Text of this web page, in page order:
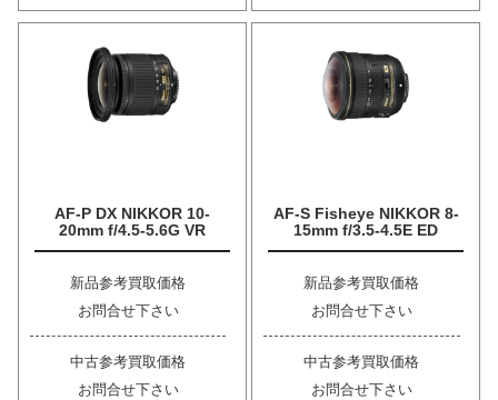
AF-P DX NIKKOR 10-
20mm f/4.5-5.6G VR
新品参考買取価格
お問合せ下さい
中古参考買取価格
お問合せ下さい
AF-S Fisheye NIKKOR 8-
15mm f/3.5-4.5E ED
新品参考買取価格
お問合せ下さい
中古参考買取価格
お問合せ下さい